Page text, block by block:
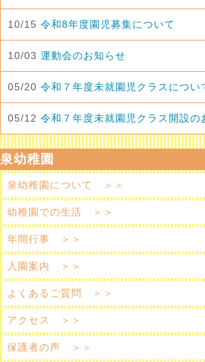
10/15 令和8年度園児募集について
10/03 運動会のお知らせ
05/20 令和７年度未就園児クラスについ
05/12 令和７年度未就園児クラス開設の
泉幼稚園
泉幼稚園について ＞＞
幼稚園での生活 ＞＞
年間行事 ＞＞
入園案内 ＞＞
よくあるご質問 ＞＞
アクセス ＞＞
保護者の声 ＞＞